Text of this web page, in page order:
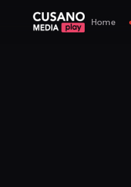
Home